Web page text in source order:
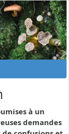
à un
demandes